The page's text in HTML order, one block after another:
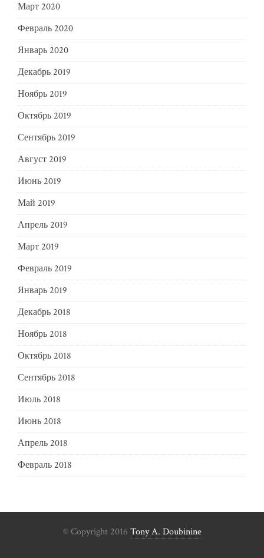
Март 2020
Февраль 2020
Январь 2020
Декабрь 2019
Ноябрь 2019
Октябрь 2019
Сентябрь 2019
Август 2019
Июнь 2019
Май 2019
Апрель 2019
Март 2019
Февраль 2019
Январь 2019
Декабрь 2018
Ноябрь 2018
Октябрь 2018
Сентябрь 2018
Июль 2018
Июнь 2018
Апрель 2018
Февраль 2018
© Copyright 2016 Tony A. Doubinine